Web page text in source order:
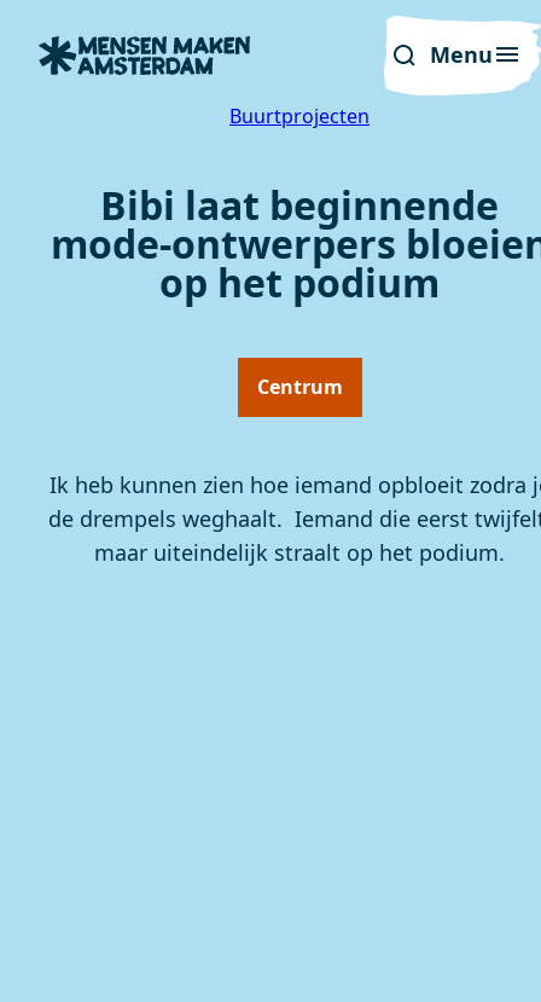
Menu
Buurtprojecten
Bibi laat beginnende
mode-ontwerpers
op het podium
Centrum
Ik heb kunnen zien hoe iemand opbloeit zodra
de drempels weghaalt. Iemand die eerst
maar uiteindelijk straalt op het podium.